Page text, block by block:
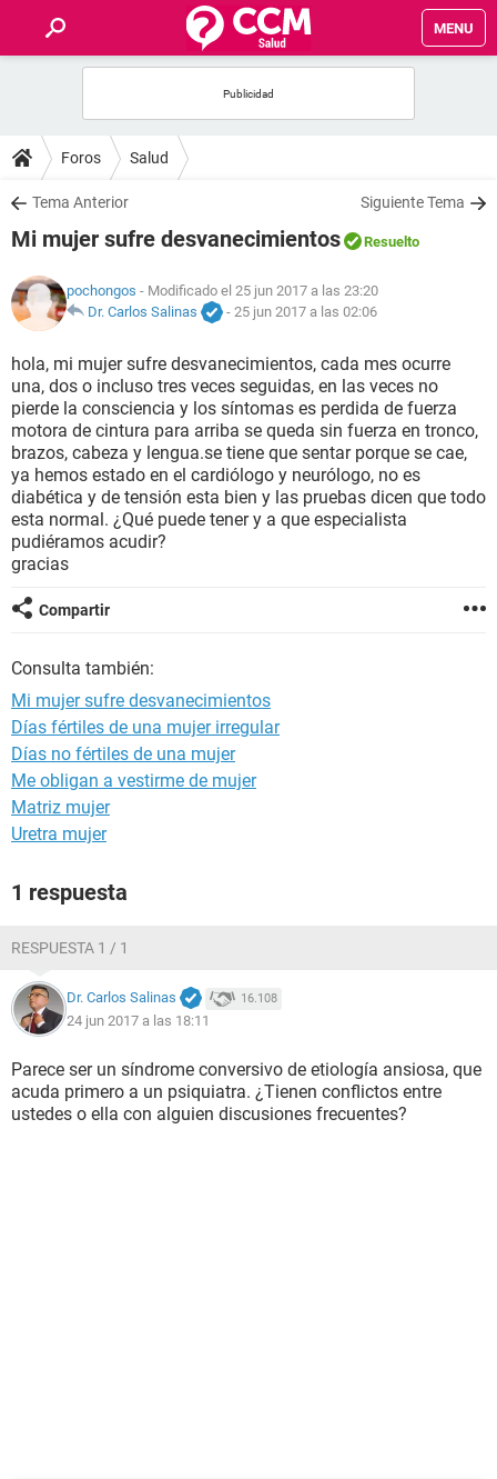
MENU
FOROS
SALUD
FAMILIA
NUTRICIÓN
BIENESTAR
SEXUALIDAD
GLOSARIO
Foros Salud
Tema Anterior Siguiente Tema
Mi mujer sufre desvanecimientos Resuelto
pochongos - Modificado el 25 jun 2017 a las 23:20
Dr. Carlos Salinas
- 25 jun 2017 a las 02:06
hola, mi mujer sufre desvanecimientos, cada mes ocurre
una, dos o incluso tres veces seguidas, en las veces no
pierde la consciencia y los síntomas es perdida de fuerza
motora de cintura para arriba se queda sin fuerza en tronco,
brazos, cabeza y lengua.se tiene que sentar porque se cae,
ya hemos estado en el cardiólogo y neurólogo, no es
diabética y de tensión esta bien y las pruebas dicen que todo
esta normal. ¿Qué puede tener y a que especialista
pudiéramos acudir?
gracias
Compartir
Consulta también:
Mi mujer sufre desvanecimientos
Días fértiles de una mujer irregular
Días no fértiles de una mujer
Me obligan a vestirme de mujer
Matriz mujer
Uretra mujer
1 respuesta
RESPUESTA 1 / 1
Dr. Carlos Salinas 16.108
24 jun 2017 a las 18:11
Parece ser un síndrome conversivo de etiología ansiosa, que
acuda primero a un psiquiatra. ¿Tienen conflictos entre
ustedes o ella con alguien discusiones frecuentes?